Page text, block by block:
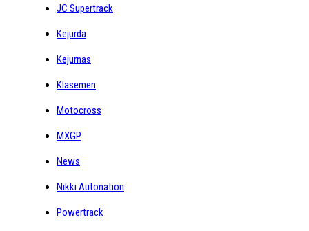
JC Supertrack
Kejurda
Kejurnas
Klasemen
Motocross
MXGP
News
Nikki Autonation
Powertrack